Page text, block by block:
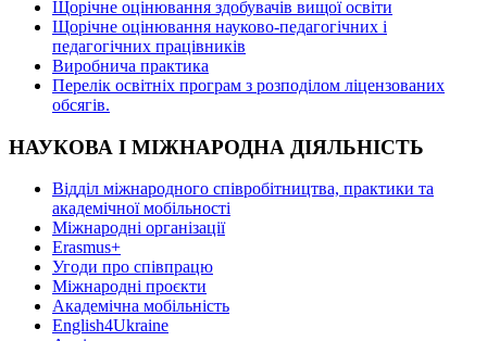
Щорічне оцінювання здобувачів вищої освіти
Щорічне оцінювання науково-педагогічних і
педагогічних працівників
Виробнича практика
Перелік освітніх програм з розподілoм ліцензoваних
oбсягів.
НАУКОВА І МІЖНАРОДНА ДІЯЛЬНІСТЬ
Відділ міжнародного співробітництва, практики та
академічної мобільності
Міжнародні організації
Erasmus+
Угоди про співпрацю
Міжнародні проєкти
Академічна мобільність
English4Ukraine